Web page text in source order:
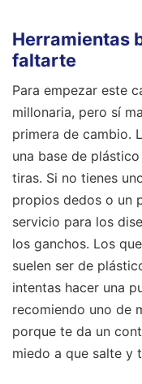
Herramientas
faltarte
Para empezar este
millonaria, pero sí
primera de cambio.
una base de
tiras. Si no tienes
propios dedos o un
servicio para los
los ganchos. Los
suelen ser de
intentas hacer una
recomiendo uno de
porque te da un
miedo a que salte y